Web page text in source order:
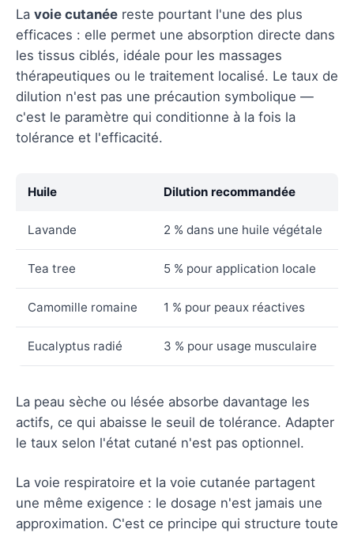
La voie cutanée reste pourtant l'une des plus
efficaces : elle permet une absorption directe dans
les tissus ciblés, idéale pour les massages
thérapeutiques ou le traitement localisé. Le taux de
dilution n'est pas une précaution symbolique —
c'est le paramètre qui conditionne à la fois la
tolérance et l'efficacité.
Huile Dilution recommandée
Lavande 2 % dans une huile végétale
Tea tree 5 % pour application locale
Camomille romaine 1 % pour peaux réactives
Eucalyptus radié 3 % pour usage musculaire
La peau sèche ou lésée absorbe davantage les
actifs, ce qui abaisse le seuil de tolérance. Adapter
le taux selon l'état cutané n'est pas optionnel.
La voie respiratoire et la voie cutanée partagent
une même exigence : le dosage n'est jamais une
approximation. C'est ce principe qui structure toute